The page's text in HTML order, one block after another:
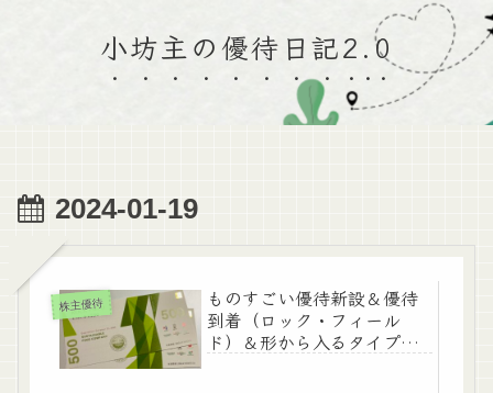
小坊主の優待日記2.0
2024-01-19
株主優待
ものすごい優待新設＆優待
到着（ロック・フィール
ド）＆形から入るタイプで